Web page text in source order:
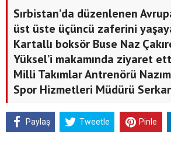
Sırbistan’da düzenlenen
üst üste üçüncü zaferini
Kartallı boksör Buse Naz
Yüksel’i makamında ziyaret
Milli Takımlar Antrenörü
Spor Hizmetleri Müdürü
Paylaş Tweetle Pinle